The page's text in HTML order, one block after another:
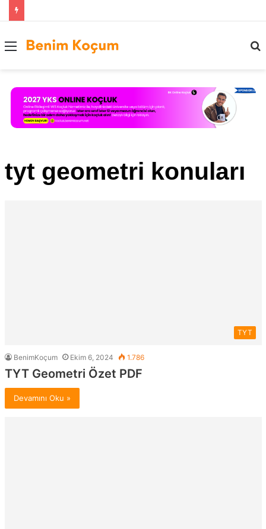
Menü
tyt geometri konuları
TYT
BenimKoçum Ekim 6, 2024 1.786
TYT Geometri Özet PDF
Devamını Oku »